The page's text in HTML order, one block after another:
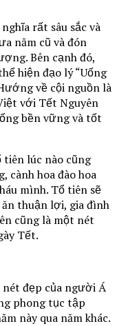
rất sâu sắc và
năm cũ và đón
Bên cạnh đó,
hiện đạo lý “Uống
về cội nguồn là
với Tết Nguyên
bền vững và tốt
lúc nào cũng
cành hoa đào hoa
mình. Tổ tiên sẽ
ăn thuận lợi, gia đình
cũng là một nét
Tết.
đẹp của người Á
phong tục tập
này qua năm khác.